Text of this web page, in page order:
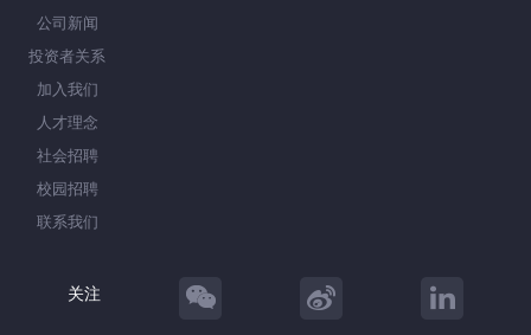
公司新闻
投资者关系
加入我们
人才理念
社会招聘
校园招聘
联系我们
关注